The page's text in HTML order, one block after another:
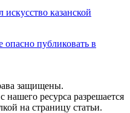
казанской
публиковать в
защищены.
ресурса разрешается
на страницу статьи.